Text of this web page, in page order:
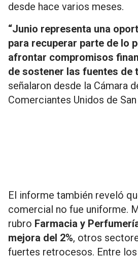
desde hace varios meses.
“Junio representa una
para recuperar parte de lo
afrontar compromisos
de sostener las fuentes de
señalaron desde la Cámara
Comerciantes Unidos de San
El informe también reveló
comercial no fue uniforme.
rubro Farmacia y
mejora del 2%, otros
fuertes retrocesos. Entre